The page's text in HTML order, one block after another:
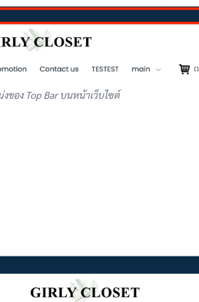
ของ Top Bar บนหน้าเว็บไซต์